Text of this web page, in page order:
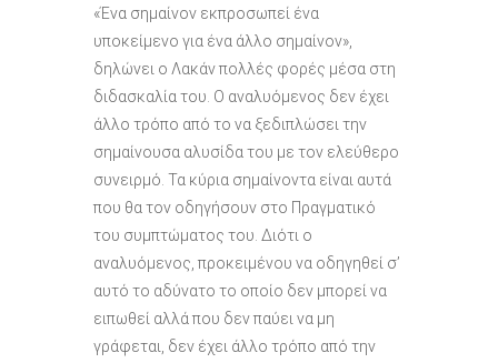
«Ένα σημαίνον εκπροσωπεί ένα
υποκείμενο για ένα άλλο σημαίνον»,
δηλώνει ο Λακάν πολλές φορές μέσα στη
διδασκαλία του. Ο αναλυόμενος δεν έχει
άλλο τρόπο από το να ξεδιπλώσει την
σημαίνουσα αλυσίδα του με τον ελεύθερο
συνειρμό. Τα κύρια σημαίνοντα είναι αυτά
που θα τον οδηγήσουν στο Πραγματικό
του συμπτώματος του. Διότι ο
αναλυόμενος, προκειμένου να οδηγηθεί σ’
αυτό το αδύνατο το οποίο δεν μπορεί να
ειπωθεί αλλά που δεν παύει να μη
γράφεται, δεν έχει άλλο τρόπο από την